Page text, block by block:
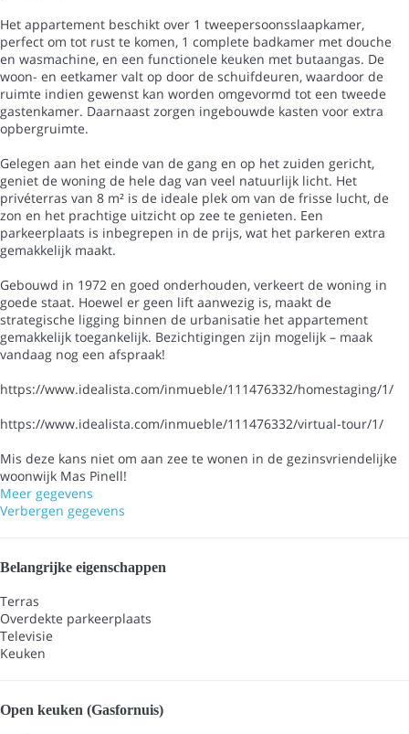
Het appartement beschikt over 1 tweepersoonsslaapkamer,
perfect om tot rust te komen, 1 complete badkamer met douche
en wasmachine, en een functionele keuken met butaangas. De
woon- en eetkamer valt op door de schuifdeuren, waardoor de
ruimte indien gewenst kan worden omgevormd tot een tweede
gastenkamer. Daarnaast zorgen ingebouwde kasten voor extra
opbergruimte.
Gelegen aan het einde van de gang en op het zuiden gericht,
geniet de woning de hele dag van veel natuurlijk licht. Het
privéterras van 8 m² is de ideale plek om van de frisse lucht, de
zon en het prachtige uitzicht op zee te genieten. Een
parkeerplaats is inbegrepen in de prijs, wat het parkeren extra
gemakkelijk maakt.
Gebouwd in 1972 en goed onderhouden, verkeert de woning in
goede staat. Hoewel er geen lift aanwezig is, maakt de
strategische ligging binnen de urbanisatie het appartement
gemakkelijk toegankelijk. Bezichtigingen zijn mogelijk – maak
vandaag nog een afspraak!
https://www.idealista.com/inmueble/111476332/homestaging/1/
https://www.idealista.com/inmueble/111476332/virtual-tour/1/
Mis deze kans niet om aan zee te wonen in de gezinsvriendelijke
woonwijk Mas Pinell!
Meer gegevens
Verbergen gegevens
Belangrijke eigenschappen
Terras
Overdekte parkeerplaats
Televisie
Keuken
Open keuken (Gasfornuis)